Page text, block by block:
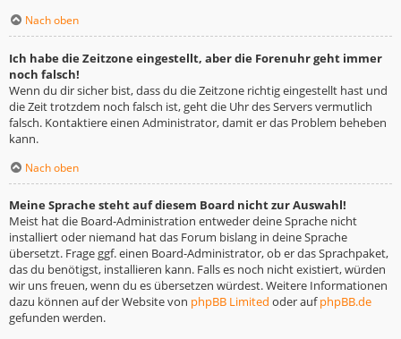
Nach oben
Ich habe die Zeitzone eingestellt, aber die Forenuhr geht immer
noch falsch!
Wenn du dir sicher bist, dass du die Zeitzone richtig eingestellt hast und
die Zeit trotzdem noch falsch ist, geht die Uhr des Servers vermutlich
falsch. Kontaktiere einen Administrator, damit er das Problem beheben
kann.
Nach oben
Meine Sprache steht auf diesem Board nicht zur Auswahl!
Meist hat die Board-Administration entweder deine Sprache nicht
installiert oder niemand hat das Forum bislang in deine Sprache
übersetzt. Frage ggf. einen Board-Administrator, ob er das Sprachpaket,
das du benötigst, installieren kann. Falls es noch nicht existiert, würden
wir uns freuen, wenn du es übersetzen würdest. Weitere Informationen
dazu können auf der Website von phpBB Limited oder aufphpBB.de
gefunden werden.